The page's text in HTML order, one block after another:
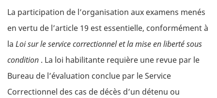
La participation de l’organisation aux examens menés
en vertu de l’article 19 est essentielle, conformément à
la Loi sur le service correctionnel et la mise en liberté sous
condition . La loi habilitante requière une revue par le
Bureau de l’évaluation conclue par le Service
Correctionnel des cas de décès d’un détenu ou